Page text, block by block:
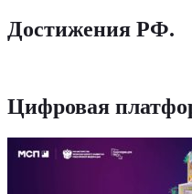
Достижения РФ.
Цифровая